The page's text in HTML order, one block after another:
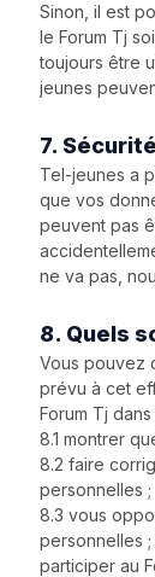
Sinon, il est
le Forum Tj
toujours être
jeunes
7.
Tel-jeunes a
que vos
peuvent pas
ne va pas,
8. Quels
Vous pouvez
prévu à cet
Forum Tj
8.1 montrer
8.2 faire
personnelles ;
8.3 vous
personnelles
participer au